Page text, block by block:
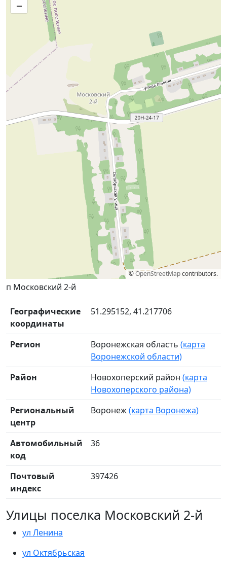
–
©OpenStreetMapcontributors.
п Московский 2-й
Географические
координаты
51.295152, 41.217706
Регион Воронежская область (карта
Воронежской области)
Район
Новохоперский район (карта
Новохоперского района)
Региональный
центр
Воронеж(карта Воронежа)
Автомобильный
код
36
Почтовый
индекс
397426
Улицы поселка Московский 2-й
ул Ленина
ул Октябрьская